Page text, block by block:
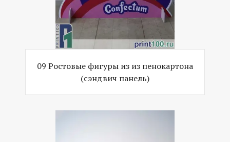
09 Ростовые фигуры из из пенокартона
(сэндвич панель)